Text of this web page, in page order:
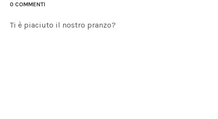
0 COMMENTI
Ti è piaciuto il nostro pranzo?